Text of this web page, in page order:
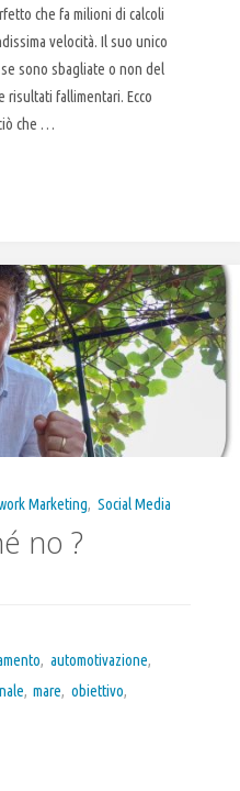
che fa milioni di calcoli
velocità. Il suo unico
sono sbagliate o non del
fallimentari. Ecco
che …
Marketing, Social Media
no ?
, automotivazione,
, mare, obiettivo,